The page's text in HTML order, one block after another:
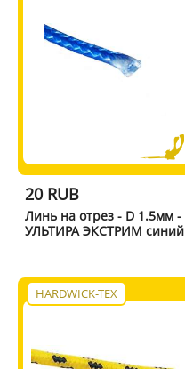
20 RUB
Линь на отрез - D 1.5мм -
УЛЬТИРА ЭКСТРИМ синий
HARDWICK-TEX